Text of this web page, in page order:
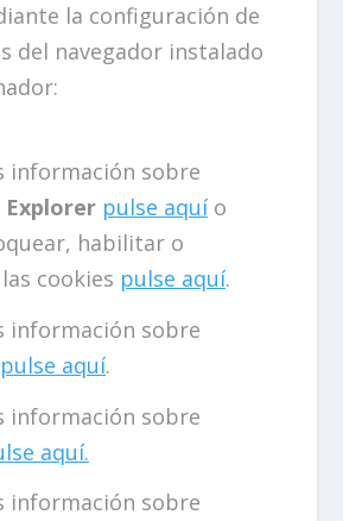
la configuración de
del navegador instalado
información sobre
pulse aquío
habilitar o
cookies pulse aquí.
información sobre
pulse aquí.
información sobre
aquí.
información sobre